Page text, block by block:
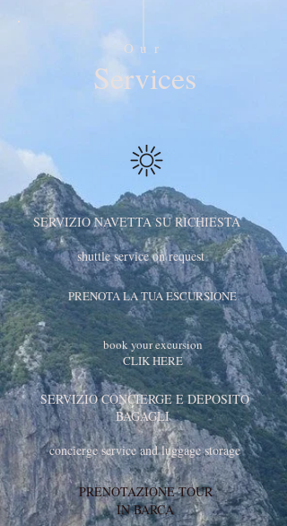
Our
Services
SERVIZIO NAVETTA SU RICHIESTA
shuttle service on request
PRENOTA LA TUA ESCURSIONE
book your excursion
CLIK HERE
SERVIZIO CONCIERGE E DEPOSITO
BAGAGLI
concierge service and luggage storage
PRENOTAZIONE TOUR
IN BARCA